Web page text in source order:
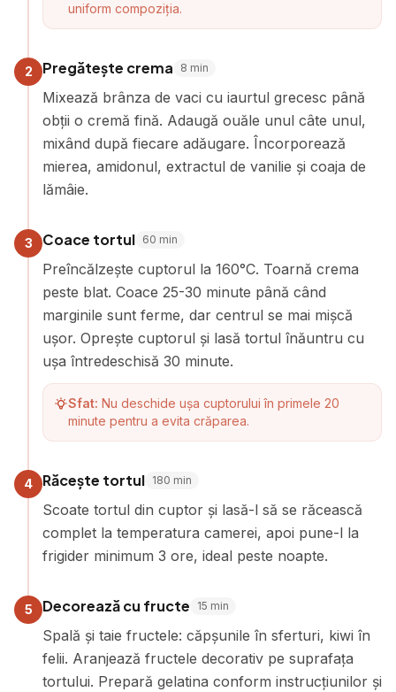
uniform compoziția.
2 Pregătește crema 8 min
Mixează brânza de vaci cu iaurtul grecesc până
obții o cremă fină. Adaugă ouăle unul câte unul,
mixând după fiecare adăugare. Încorporează
mierea, amidonul, extractul de vanilie și coaja de
lămâie.
3 Coace tortul 60 min
Preîncălzește cuptorul la 160°C. Toarnă crema
peste blat. Coace 25-30 minute până când
marginile sunt ferme, dar centrul se mai mișcă
ușor. Oprește cuptorul și lasă tortul înăuntru cu
ușa întredeschisă 30 minute.
Sfat: Nu deschide ușa cuptorului în primele 20
minute pentru a evita crăparea.
4 Răcește tortul 180 min
Scoate tortul din cuptor și lasă-l să se răcească
complet la temperatura camerei, apoi pune-l la
frigider minimum 3 ore, ideal peste noapte.
5 Decorează cu fructe 15 min
Spală și taie fructele: căpșunile în sferturi, kiwi în
felii. Aranjează fructele decorativ pe suprafața
tortului. Prepară gelatina conform instrucțiunilor și